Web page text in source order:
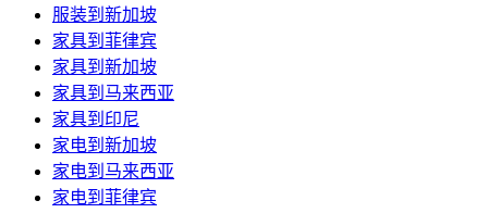
服装到新加坡
家具到菲律宾
家具到新加坡
家具到马来西亚
家具到印尼
家电到新加坡
家电到马来西亚
家电到菲律宾